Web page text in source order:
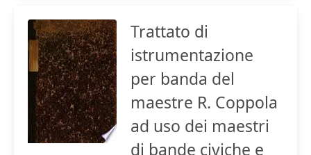
Trattato di
istrumentazione
per banda del
maestre R. Coppola
ad uso dei maestri
di bande civiche e